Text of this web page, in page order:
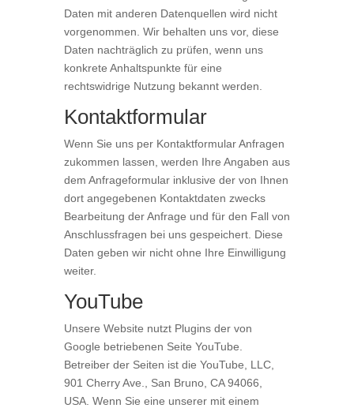
Daten mit anderen Datenquellen wird nicht
vorgenommen. Wir behalten uns vor, diese
Daten nachträglich zu prüfen, wenn uns
konkrete Anhaltspunkte für eine
rechtswidrige Nutzung bekannt werden.
Kontaktformular
Wenn Sie uns per Kontaktformular Anfragen
zukommen lassen, werden Ihre Angaben aus
dem Anfrageformular inklusive der von Ihnen
dort angegebenen Kontaktdaten zwecks
Bearbeitung der Anfrage und für den Fall von
Anschlussfragen bei uns gespeichert. Diese
Daten geben wir nicht ohne Ihre Einwilligung
weiter.
YouTube
Unsere Website nutzt Plugins der von
Google betriebenen Seite YouTube.
Betreiber der Seiten ist die YouTube, LLC,
901 Cherry Ave., San Bruno, CA 94066,
USA. Wenn Sie eine unserer mit einem